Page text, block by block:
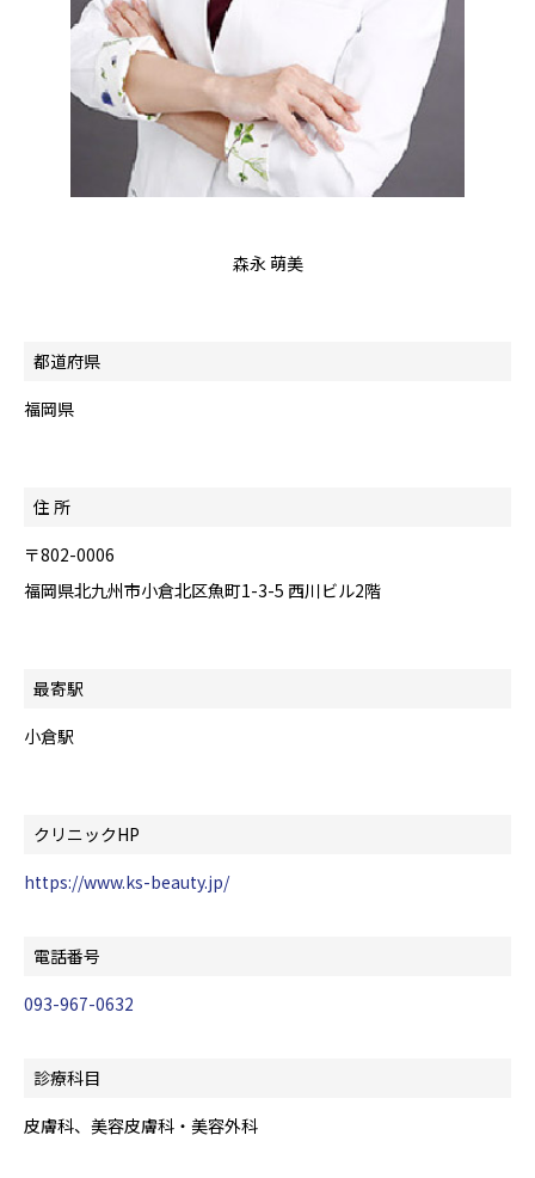
森永 萌美
都道府県
福岡県
住 所
〒802-0006
福岡県北九州市小倉北区魚町1-3-5 西川ビル2階
最寄駅
小倉駅
クリニックHP
https://www.ks-beauty.jp/
電話番号
093-967-0632
診療科目
皮膚科、美容皮膚科・美容外科